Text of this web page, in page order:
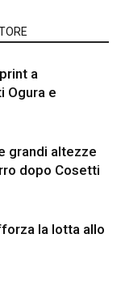
a
Ogura e
grandi altezze
dopo Cosetti
la lotta allo